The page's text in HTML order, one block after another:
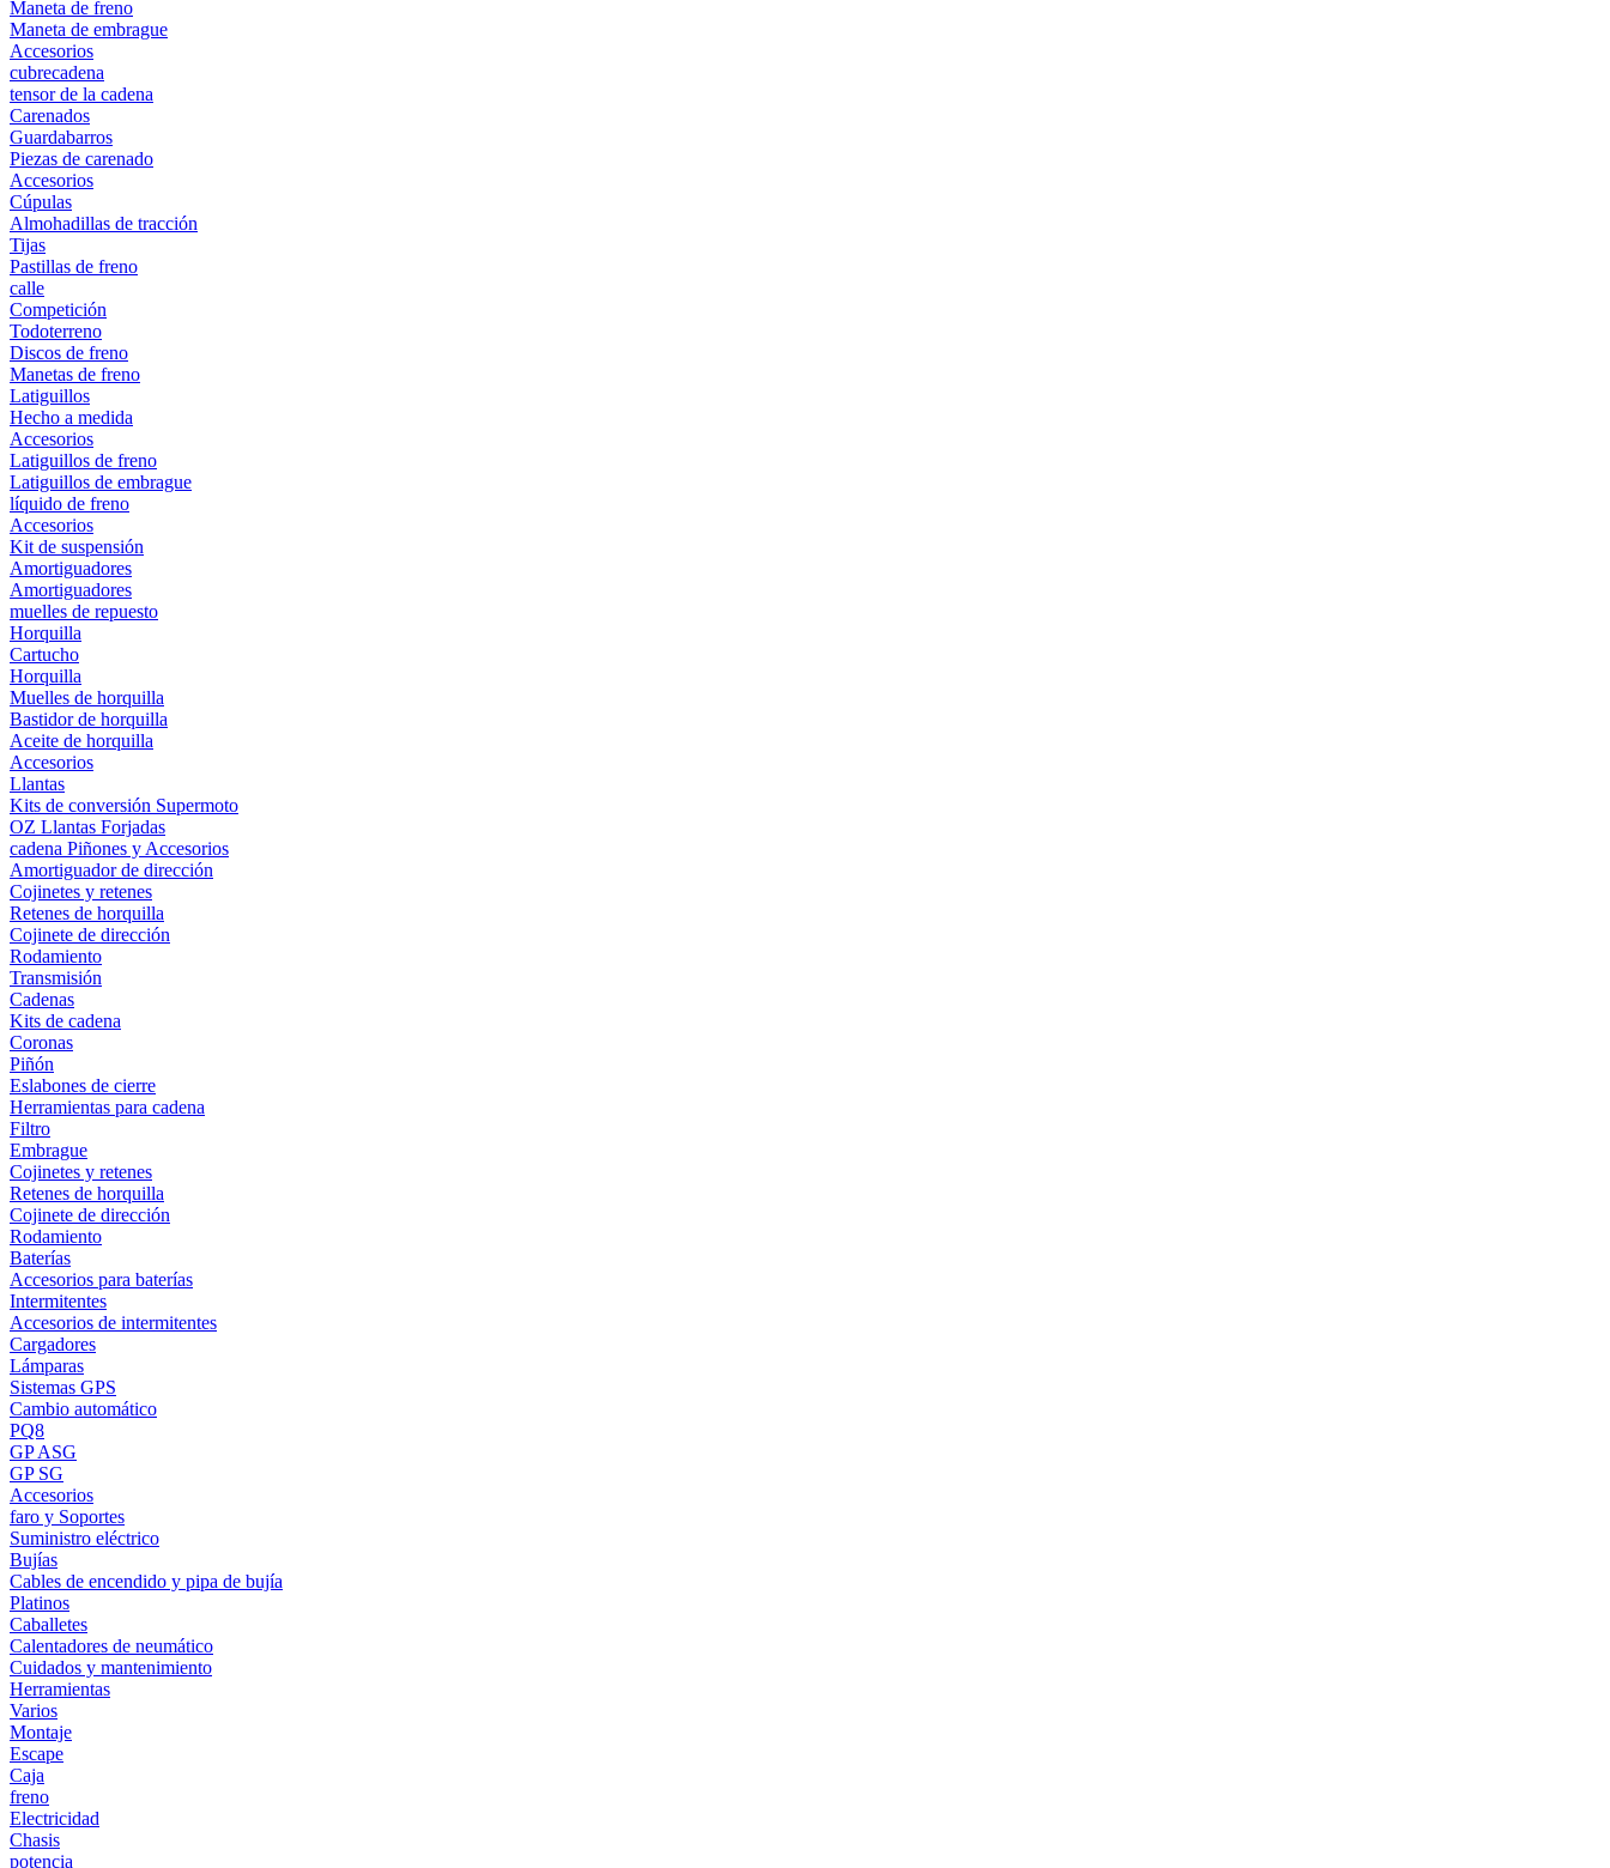
Maneta de freno
Maneta de embrague
Accesorios
cubrecadena
tensor de la cadena
Carenados
Guardabarros
Piezas de carenado
Accesorios
Cúpulas
Almohadillas de tracción
Tijas
Pastillas de freno
calle
Competición
Todoterreno
Discos de freno
Manetas de freno
Latiguillos
Hecho a medida
Accesorios
Latiguillos de freno
Latiguillos de embrague
líquido de freno
Accesorios
Kit de suspensión
Amortiguadores
Amortiguadores
muelles de repuesto
Horquilla
Cartucho
Horquilla
Muelles de horquilla
Bastidor de horquilla
Aceite de horquilla
Accesorios
Llantas
Kits de conversión Supermoto
OZ Llantas Forjadas
cadena Piñones y Accesorios
Amortiguador de dirección
Cojinetes y retenes
Retenes de horquilla
Cojinete de dirección
Rodamiento
Transmisión
Cadenas
Kits de cadena
Coronas
Piñón
Eslabones de cierre
Herramientas para cadena
Filtro
Embrague
Cojinetes y retenes
Retenes de horquilla
Cojinete de dirección
Rodamiento
Baterías
Accesorios para baterías
Intermitentes
Accesorios de intermitentes
Cargadores
Lámparas
Sistemas GPS
Cambio automático
PQ8
GP ASG
GP SG
Accesorios
faro y Soportes
Suministro eléctrico
Bujías
Cables de encendido y pipa de bujía
Platinos
Caballetes
Calentadores de neumático
Cuidados y mantenimiento
Herramientas
Varios
Montaje
Escape
Caja
freno
Electricidad
Chasis
potencia